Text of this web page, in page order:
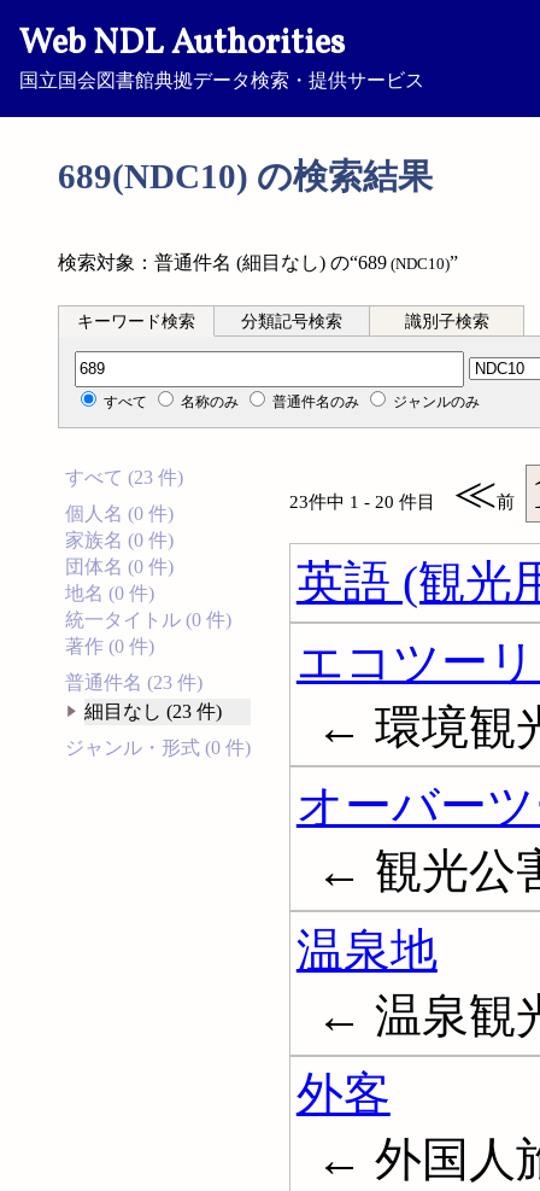
Web NDL Authorities
国立国会図書館典拠データ検索・提供サービス
689(NDC10) の検索結果
検索対象：普通件名 (細目なし) の“689 (NDC10)”
キーワード検索 分類記号検索 識別子検索
分類記号検索
すべて 名称のみ 普通件名のみ ジャンルのみ
すべて (23 件)
個人名 (0 件)
家族名 (0 件)
団体名 (0 件)
地名 (0 件)
統一タイトル (0 件)
著作 (0 件)
普通件名 (23 件)
細目なし (23 件)
ジャンル・形式 (0 件)
23件中 1 - 20 件目 ≪前
英語 (観光
エコツー
← 環境観
オーバー
← 観光公
温泉地
← 温泉観
外客
← 外国人